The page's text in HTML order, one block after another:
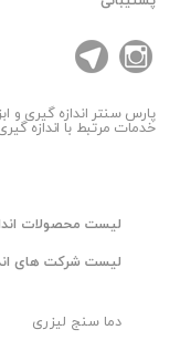
پارس سنتر اندازه گیری
خدمات مرتبط با اندازه
ليست محصولات
ليست شرکت های
دما سنج لیزری